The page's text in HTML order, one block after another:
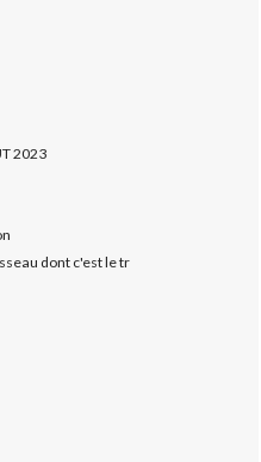
2023
dont c'est le tr